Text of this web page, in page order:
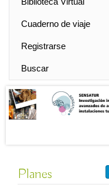
Cuaderno de viaje
Registrarse
Buscar
Planes